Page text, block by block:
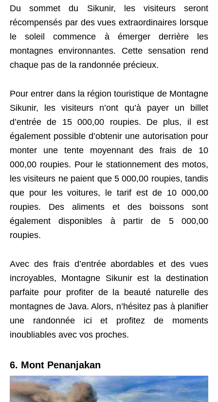
Du sommet du Sikunir, les visiteurs seront
récompensés par des vues extraordinaires lorsque
le soleil commence à émerger derrière les
montagnes environnantes. Cette sensation rend
chaque pas de la randonnée précieux.
Pour entrer dans la région touristique de Montagne
Sikunir, les visiteurs n’ont qu’à payer un billet
d’entrée de 15 000,00 roupies. De plus, il est
également possible d’obtenir une autorisation pour
monter une tente moyennant des frais de 10
000,00 roupies. Pour le stationnement des motos,
les visiteurs ne paient que 5 000,00 roupies, tandis
que pour les voitures, le tarif est de 10 000,00
roupies. Des aliments et des boissons sont
également disponibles à partir de 5 000,00
roupies.
Avec des frais d’entrée abordables et des vues
incroyables, Montagne Sikunir est la destination
parfaite pour profiter de la beauté naturelle des
montagnes de Java. Alors, n’hésitez pas à planifier
une randonnée ici et profitez de moments
inoubliables avec vos proches.
6. Mont Penanjakan